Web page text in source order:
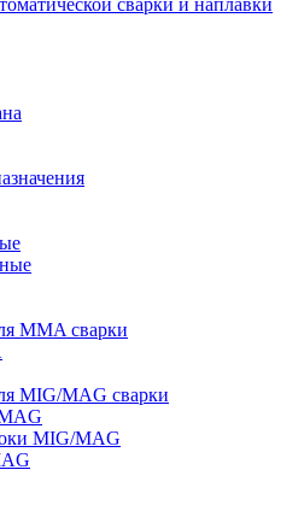
сварки и наплавки
MMA сварки
MIG/MAG сварки
MIG/MAG